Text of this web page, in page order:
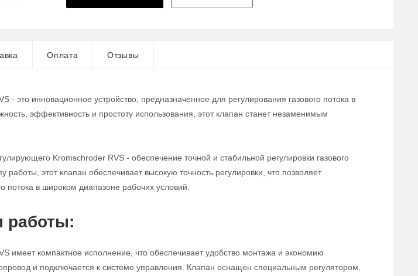
Оплата Отзывы
- это инновационное устройство, предназначенное для регулирования газового потока в
эффективность и простоту использования, этот клапан станет незаменимым
Kromschroder RVS - обеспечение точной и стабильной регулировки газового
работы, этот клапан обеспечивает высокую точность регулировки, что позволяет
в широком диапазоне рабочих условий.
работы:
имеет компактное исполнение, что обеспечивает удобство монтажа и экономию
и подключается к системе управления. Клапан оснащен специальным регулятором,